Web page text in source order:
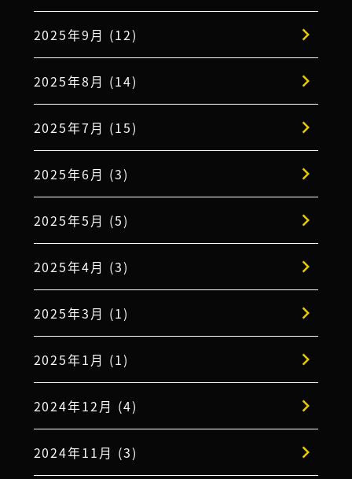
2025年9月 (12)
2025年8月 (14)
2025年7月 (15)
2025年6月 (3)
2025年5月 (5)
2025年4月 (3)
2025年3月 (1)
2025年1月 (1)
2024年12月 (4)
2024年11月 (3)